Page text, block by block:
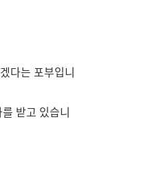
다는 포부입니
받고 있습니